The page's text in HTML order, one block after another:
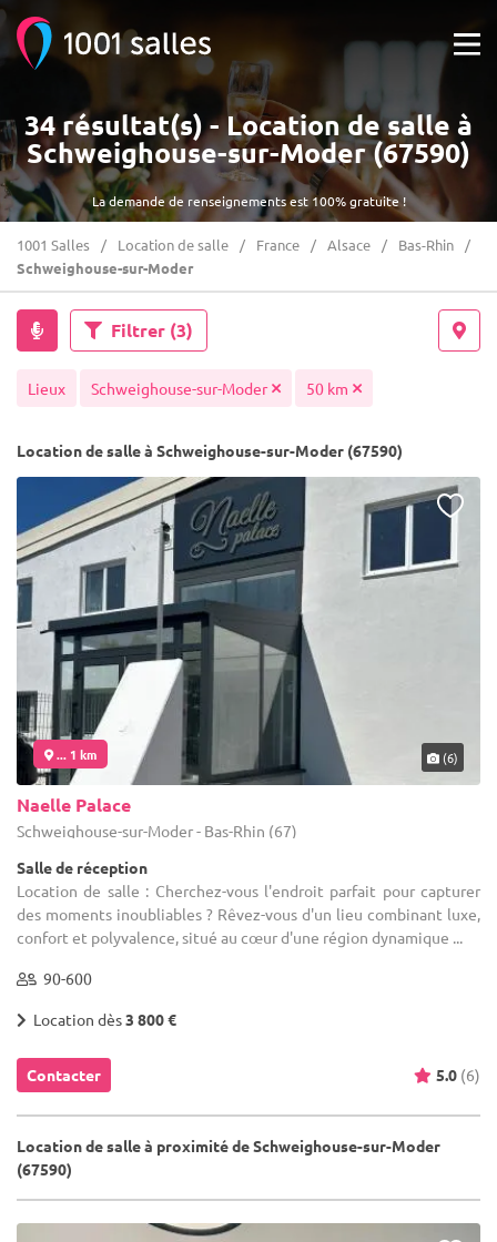
La demande de renseignements est 100% gratuite !
34 résultat(s) - Location de salle à
Schweighouse-sur-Moder (67590)
1001 Salles Location de salle France Alsace
Bas-Rhin
Schweighouse-sur-Moder
Filtrer (3)
Lieux Schweighouse-sur-Moder 50 km
Location de salle à Schweighouse-sur-Moder (67590)
... 1 km (6)
Naelle Palace
Schweighouse-sur-Moder - Bas-Rhin (67)
Salle de réception
Location de salle : Cherchez-vous l'endroit parfait pour capturer
des moments inoubliables ? Rêvez-vous d'un lieu combinant luxe,
confort et polyvalence, situé au cœur d'une région dynamique ...
90-600
Location dès3 800 €
Contacter 5.0 (6)
Location de salle à proximité de Schweighouse-sur-Moder
(67590)